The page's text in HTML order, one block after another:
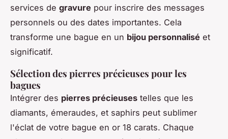
services de gravure pour inscrire des messages
personnels ou des dates importantes. Cela
transforme une bague en un bijou personnalisé et
significatif.
Sélection des pierres précieuses pour les
bagues
Intégrer des pierres précieuses telles que les
diamants, émeraudes, et saphirs peut sublimer
l'éclat de votre bague en or 18 carats. Chaque